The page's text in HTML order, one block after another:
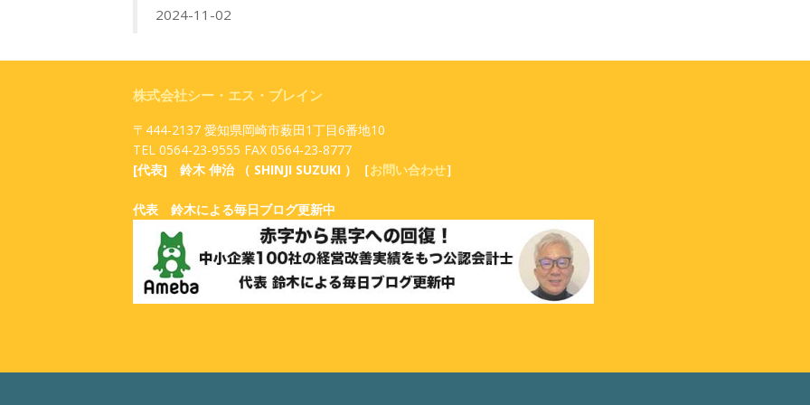
2024-11-02
株式会社シー・エス・ブレイン
〒444-2137 愛知県岡崎市薮田1丁目6番地10
TEL 0564-23-9555 FAX 0564-23-8777
[代表] 鈴木 伸治 （ SHINJI SUZUKI ）［お問い合わせ］
代表 鈴木による毎日ブログ更新中